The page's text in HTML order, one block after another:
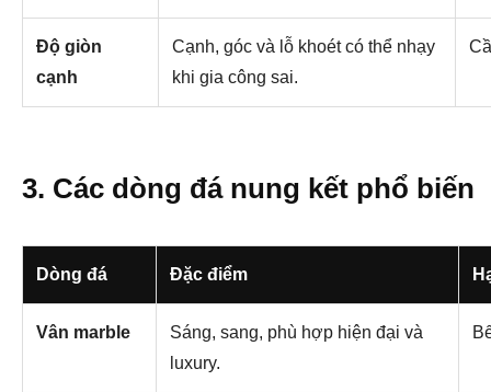
Độ giòn
cạnh
Cạnh, góc và lỗ khoét có thể nhạy
khi gia công sai.
3. Các dòng đá nung kết phổ biến
Dòng đá Đặc điểm
Vân marble
Sáng, sang, phù hợp hiện đại và
luxury.